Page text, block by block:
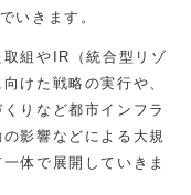
いきます。
組やIR（統合型リゾ
けた戦略の実行や、
りなど都市インフラ
影響などによる大規
体で展開していきま